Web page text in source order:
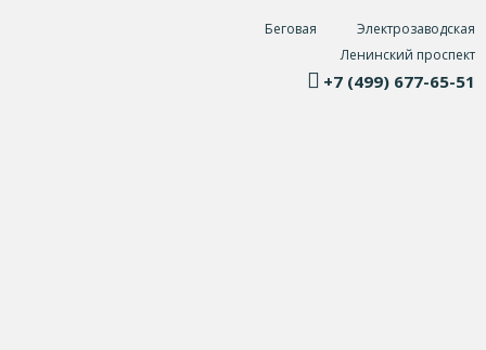
Беговая
Электрозаводская
Ленинский проспект
+7 (499) 677-65-51